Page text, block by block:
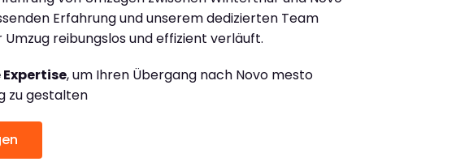
Erfahrung und unserem dedizierten Team
reibungslos und effizient verläuft.
Expertise, um Ihren Übergang nach Novo mesto
zu gestalten